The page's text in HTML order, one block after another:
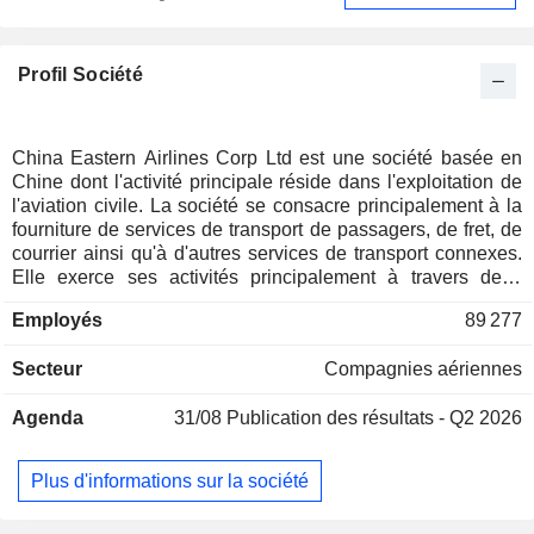
Profil Société
China Eastern Airlines Corp Ltd est une société basée en
Chine dont l'activité principale réside dans l'exploitation de
l'aviation civile. La société se consacre principalement à la
fourniture de services de transport de passagers, de fret, de
courrier ainsi qu'à d'autres services de transport connexes.
Elle exerce ses activités principalement à travers deux
comprend principalement la fourniture de services de
sol. Le segment « Autres activités » comprend
aérienne et d'autres services divers. La société exerce
maintenance d’équipements et de machines aéronautiques,
la fabrication et la maintenance d’équipements
Employés 89 277
Secteur Compagnies aériennes
Agenda 31/08 Publication des résultats - Q2 2026
Plus d'informations sur la société